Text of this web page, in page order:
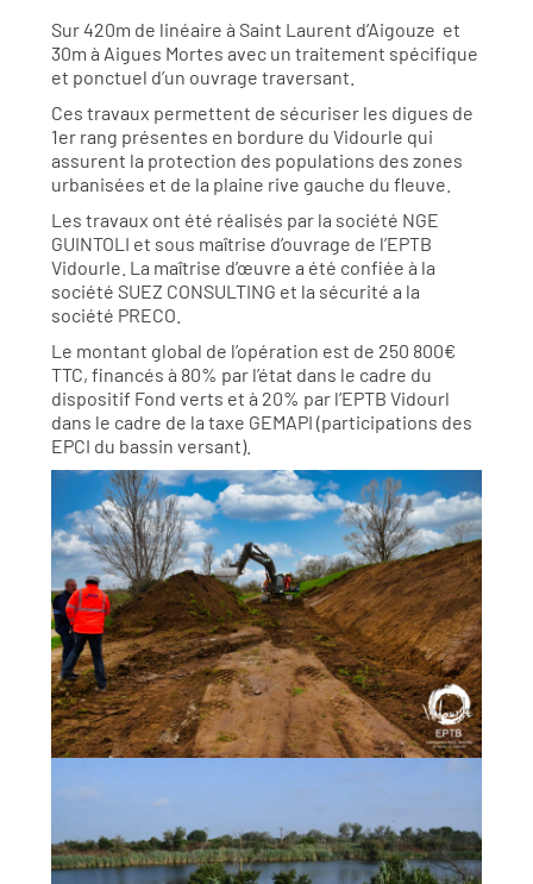
Sur 420m de linéaire à Saint Laurent d’Aigouze et
30m à Aigues Mortes avec un traitement spécifique
et ponctuel d’un ouvrage traversant.
Ces travaux permettent de sécuriser les digues de
1er rang présentes en bordure du Vidourle qui
assurent la protection des populations des zones
urbanisées et de la plaine rive gauche du fleuve.
Les travaux ont été réalisés par la société NGE
GUINTOLI et sous maîtrise d’ouvrage de l’EPTB
Vidourle. La maîtrise d’œuvre a été confiée à la
société SUEZ CONSULTING et la sécurité a la
société PRECO.
Le montant global de l’opération est de 250 800€
TTC, financés à 80% par l’état dans le cadre du
dispositif Fond verts et à 20% par l’EPTB Vidourl
dans le cadre de la taxe GEMAPI (participations des
EPCI du bassin versant).